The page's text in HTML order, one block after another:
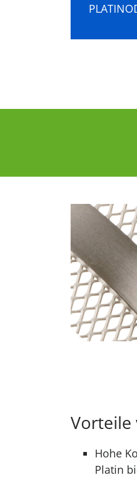
Vorteile
Hohe
Platin